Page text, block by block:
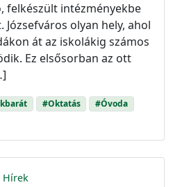
felkészült intézményekbe
olyan hely, ahol
át az iskolákig számos
Ez elsősorban az ott
#Oktatás
#Óvoda
Hírek